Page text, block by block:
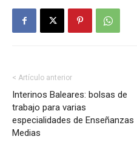
< Artículo anterior
Interinos Baleares: bolsas de
trabajo para varias
especialidades de Enseñanzas
Medias